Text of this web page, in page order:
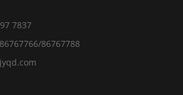
7837
86767788